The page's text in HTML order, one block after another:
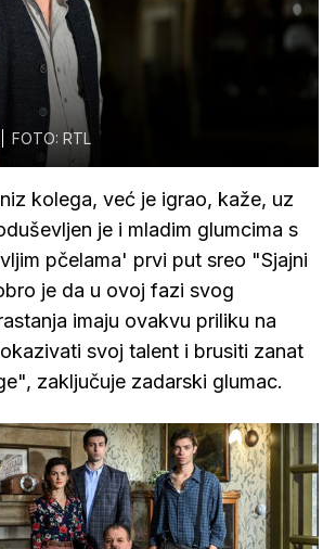
FOTO: RTL
kolega, već je igrao, kaže, uz
je i mladim glumcima s
pčelama' prvi put sreo "Sjajni
je da u ovoj fazi svog
imaju ovakvu priliku na
svoj talent i brusiti zanat
zaključuje zadarski glumac.